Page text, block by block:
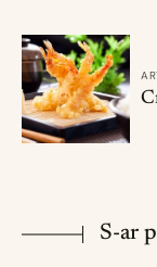
S-ar